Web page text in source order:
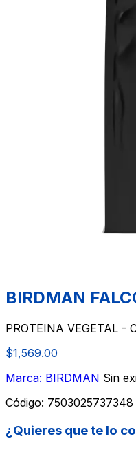
BIRDMAN
PROTEINA VEGETAL -
$1,569.00
Marca: BIRDMAN Sin
Código: 7503025737348
¿Quieres que te lo